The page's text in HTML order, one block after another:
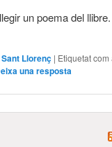
un poema del
Sant Llorenç | Etiquetat com
una resposta